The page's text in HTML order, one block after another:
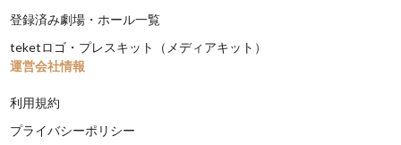
登録済み劇場・ホール一覧
teketロゴ・プレスキット（メディアキット）
運営会社情報
利用規約
プライバシーポリシー